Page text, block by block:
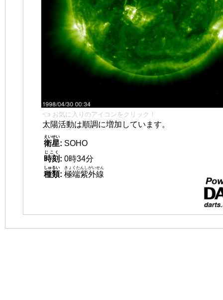
👈 お気に入りのアイコンをクリック！
太陽活動は順調に増加しています。
衛星
えいせい
: SOHO
時刻
じこく
: 0時34分
種類
しゅるい
: 極端紫外線
きょくたんしがいせん